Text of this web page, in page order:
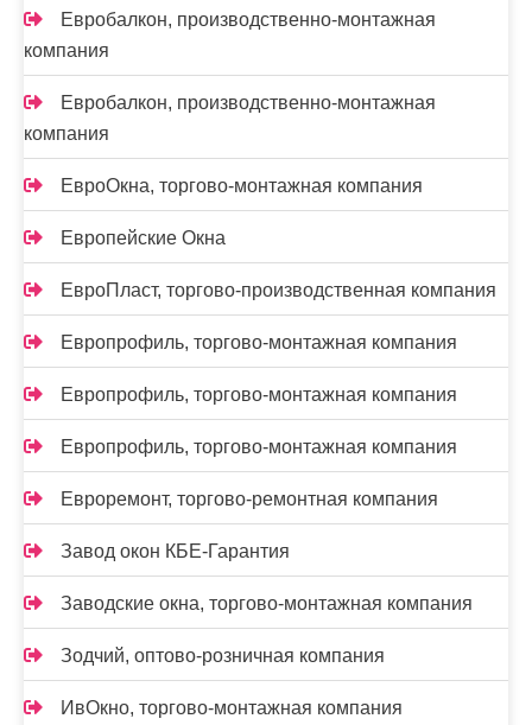
Евробалкон, производственно-монтажная
компания
Евробалкон, производственно-монтажная
компания
ЕвроОкна, торгово-монтажная компания
Европейские Окна
ЕвроПласт, торгово-производственная компания
Европрофиль, торгово-монтажная компания
Европрофиль, торгово-монтажная компания
Европрофиль, торгово-монтажная компания
Евроремонт, торгово-ремонтная компания
Завод окон КБЕ-Гарантия
Заводские окна, торгово-монтажная компания
Зодчий, оптово-розничная компания
ИвОкно, торгово-монтажная компания